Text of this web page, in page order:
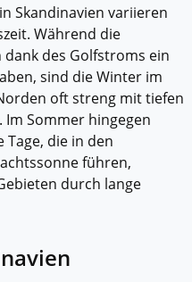
Skandinavien variieren
Während die
des Golfstroms ein
sind die Winter im
oft streng mit tiefen
Sommer hingegen
Tage, die in den
führen,
durch lange